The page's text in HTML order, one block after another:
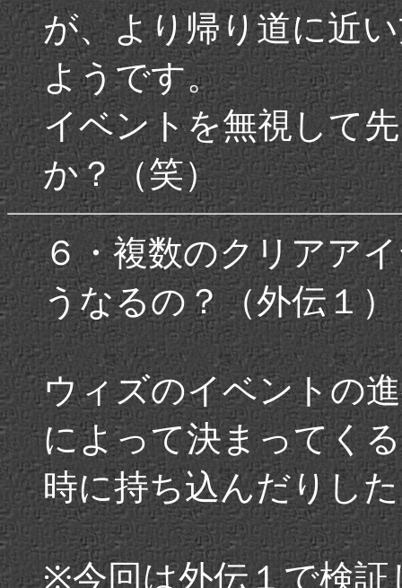
が、より帰り道に近
ようです。
イベントを無視して
か？（笑）
６・複数のクリアア
うなるの？（外伝１）
ウィズのイベントの
によって決まってく
時に持ち込んだりし
※今回は外伝１で検証